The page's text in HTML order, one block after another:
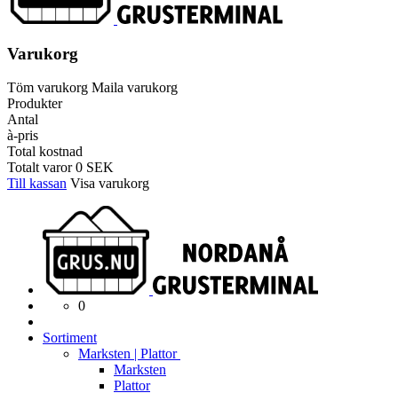
Varukorg
Töm varukorg Maila varukorg
Produkter
Antal
à-pris
Total kostnad
Totalt varor0 SEK
Till kassan Visa varukorg
0
Sortiment
Marksten | Plattor
Marksten
Plattor